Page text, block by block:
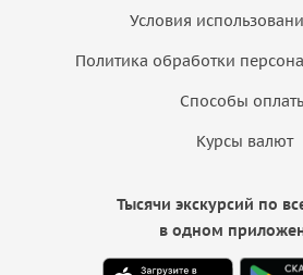
Условия
Политика обработки
Способы
Курсы валют
Тысячи экскурсий по
в одном